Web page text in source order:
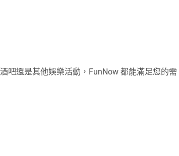
吧還是其他娛樂活動，FunNow 都能滿足您的需